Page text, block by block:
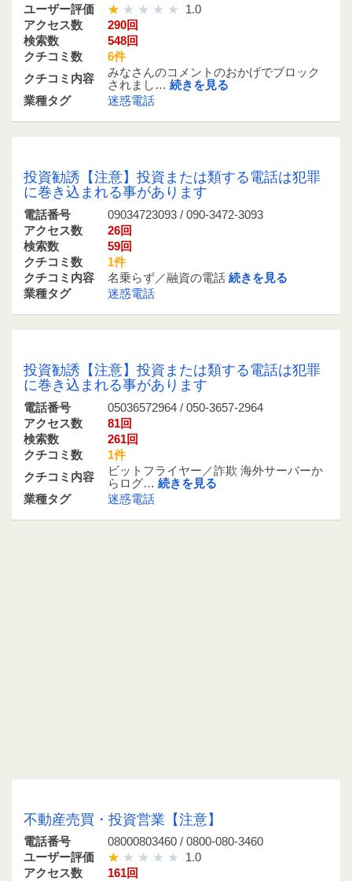
ユーザー評価
1.0
アクセス数
290回
検索数
548回
クチコミ数
6件
クチコミ内容
みなさんのコメントのおかげでブロック
されまし… 続きを見る
業種タグ
迷惑電話
投資勧誘【注意】投資または類する電話は犯罪
に巻き込まれる事があります
電話番号
09034723093 / 090-3472-3093
アクセス数
26回
検索数
59回
クチコミ数
1件
クチコミ内容
名乗らず／融資の電話 続きを見る
業種タグ
迷惑電話
投資勧誘【注意】投資または類する電話は犯罪
に巻き込まれる事があります
電話番号
05036572964 / 050-3657-2964
アクセス数
81回
検索数
261回
クチコミ数
1件
クチコミ内容
ビットフライヤー／詐欺 海外サーバーか
らログ… 続きを見る
業種タグ
迷惑電話
不動産売買・投資営業【注意】
電話番号
08000803460 / 0800-080-3460
ユーザー評価
1.0
アクセス数
161回